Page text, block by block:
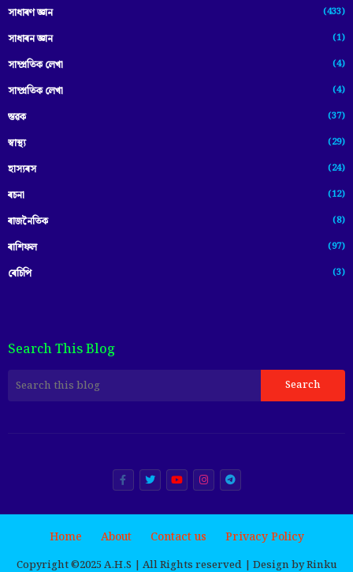
সাধাৰণ জ্ঞান (433)
সাধাৰন জ্ঞান (1)
সাম্প্রতিক লেখা (4)
সাম্প্ৰতিক লেখা (4)
স্তৱক (37)
স্বাস্থ্য (29)
হাস্যৰস (24)
ৰচনা (12)
ৰাজনৈতিক (8)
ৰাশিফল (97)
ৰেচিপি (3)
Search This Blog
Copyright ©️2025 A.H.S | All Rights reserved | Design by Rinku
Home About Contact us Privacy Policy